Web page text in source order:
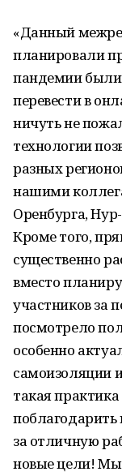
«Данный
планировали
пандемии были
перевести в
ничуть не
технологии
разных
нашими
Оренбурга,
Кроме того,
существенно
вместо
участников за
посмотрело
особенно
самоизоляции
такая
за отличную
новые цели! Мы